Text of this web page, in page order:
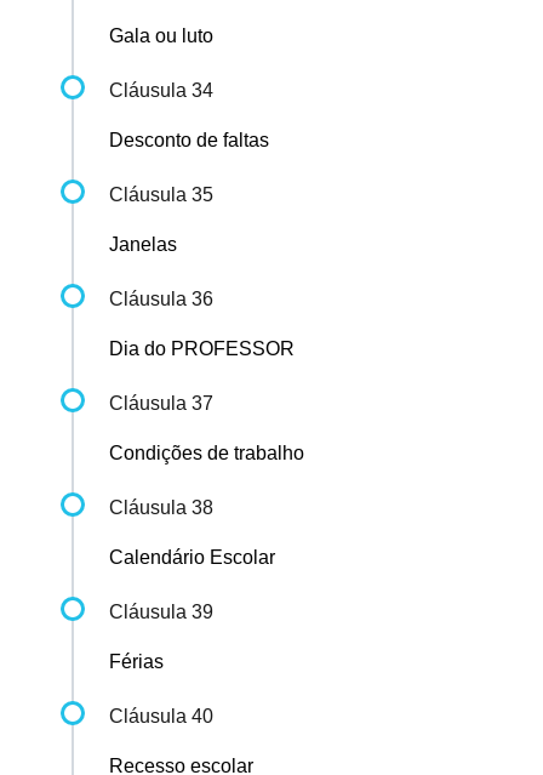
Gala ou luto
Cláusula 34
Desconto de faltas
Cláusula 35
Janelas
Cláusula 36
Dia do PROFESSOR
Cláusula 37
Condições de trabalho
Cláusula 38
Calendário Escolar
Cláusula 39
Férias
Cláusula 40
Recesso escolar